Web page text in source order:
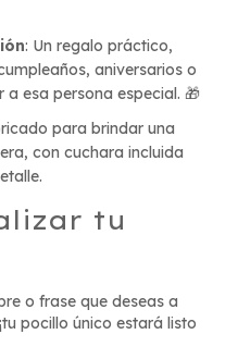
: Un regalo práctico,
aniversarios o
esa persona especial. 🎁
para brindar una
con cuchara incluida
tu
o frase que deseas a
pocillo único estará listo